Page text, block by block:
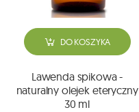
DO KOSZYKA
Lawenda spikowa -
naturalny olejek eteryczny
30 ml